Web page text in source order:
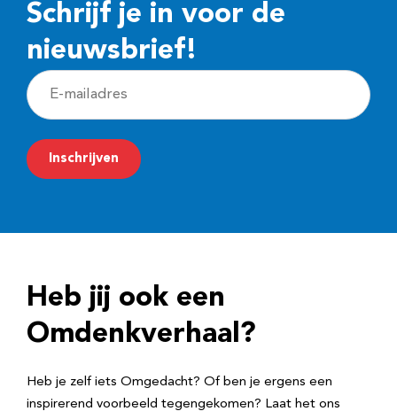
Schrijf je in voor de
nieuwsbrief!
E
-
m
a
r
e
Inschrijven
Heb jij ook een
Omdenkverhaal?
Heb je zelf iets Omgedacht? Of ben je ergens een
inspirerend voorbeeld tegengekomen? Laat het ons